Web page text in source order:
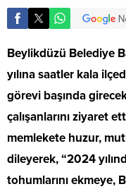
Beylikdüzü Belediye
yılına saatler kala
görevi başında
çalışanlarını ziyaret
memlekete huzur,
dileyerek, “2024
tohumlarını ekmeye,